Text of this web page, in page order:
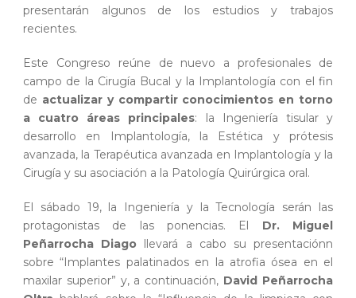
presentarán algunos de los estudios y trabajos
recientes.
Este Congreso reúne de nuevo a profesionales de
campo de la Cirugía Bucal y la Implantología con el fin
de actualizar y compartir conocimientos en torno
a cuatro áreas principales: la Ingeniería tisular y
desarrollo en Implantología, la Estética y prótesis
avanzada, la Terapéutica avanzada en Implantología y la
Cirugía y su asociación a la Patología Quirúrgica oral.
El sábado 19, la Ingeniería y la Tecnología serán las
protagonistas de las ponencias. El Dr. Miguel
Peñarrocha Diago llevará a cabo su presentaciónn
sobre “Implantes palatinados en la atrofia ósea en el
maxilar superior” y, a continuación, David Peñarrocha